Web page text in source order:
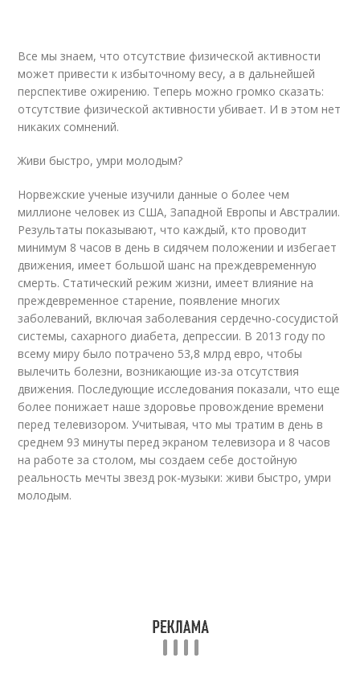
Все мы знаем, что отсутствие физической активности
может привести к избыточному весу, а в дальнейшей
перспективе ожирению. Теперь можно громко сказать:
отсутствие физической активности убивает. И в этом нет
никаких сомнений.
Живи быстро, умри молодым?
Норвежские ученые изучили данные о более чем
миллионе человек из США, Западной Европы и Австралии.
Результаты показывают, что каждый, кто проводит
минимум 8 часов в день в сидячем положении и избегает
движения, имеет большой шанс на преждевременную
смерть. Статический режим жизни, имеет влияние на
преждевременное старение, появление многих
заболеваний, включая заболевания сердечно-сосудистой
системы, сахарного диабета, депрессии. В 2013 году по
всему миру было потрачено 53,8 млрд евро, чтобы
вылечить болезни, возникающие из-за отсутствия
движения. Последующие исследования показали, что еще
более понижает наше здоровье провождение времени
перед телевизором. Учитывая, что мы тратим в день в
среднем 93 минуты перед экраном телевизора и 8 часов
на работе за столом, мы создаем себе достойную
реальность мечты звезд рок-музыки: живи быстро, умри
молодым.